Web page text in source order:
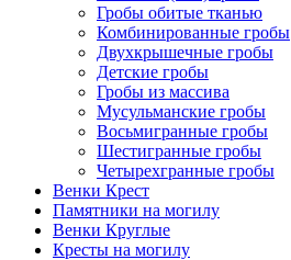
Гробы обитые тканью
Комбинированные гробы
Двухкрышечные гробы
Детские гробы
Гробы из массива
Мусульманские гробы
Восьмигранные гробы
Шестигранные гробы
Четырехгранные гробы
Венки Крест
Памятники на могилу
Венки Круглые
Кресты на могилу